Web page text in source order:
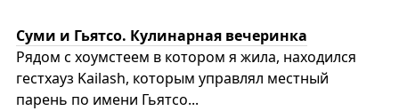
Суми и Гьятсо. Кулинарная вечеринка
Рядом с хоумстеем в котором я жила, находился
гестхауз Kailash, которым управлял местный
парень по имени Гьятсо...